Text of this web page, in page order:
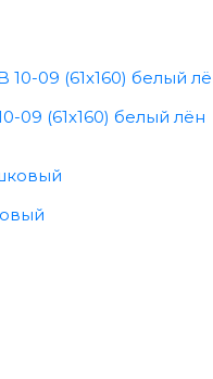
09 (61x160) белый лён